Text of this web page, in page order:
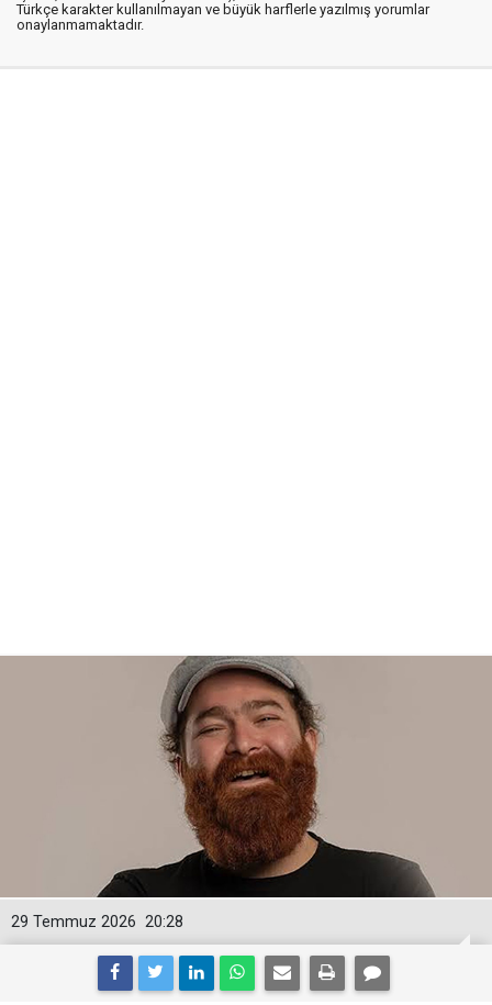
Türkçe karakter kullanılmayan ve büyük harflerle yazılmış yorumlar
onaylanmamaktadır.
20:28
29 Temmuz 2026